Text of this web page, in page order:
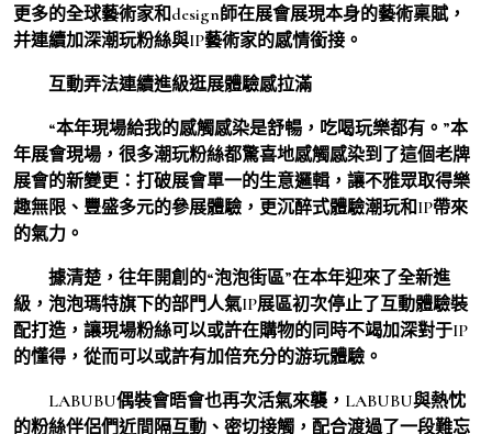
更多的全球藝術家和design師在展會展現本身的藝術稟賦，
并連續加深潮玩粉絲與IP藝術家的感情銜接。
互動弄法連續進級逛展體驗感拉滿
“本年現場給我的感觸感染是舒暢，吃喝玩樂都有。”本
年展會現場，很多潮玩粉絲都驚喜地感觸感染到了這個老牌
展會的新變更：打破展會單一的生意邏輯，讓不雅眾取得樂
趣無限、豐盛多元的參展體驗，更沉醉式體驗潮玩和IP帶來
的氣力。
據清楚，往年開創的“泡泡街區”在本年迎來了全新進
級，泡泡瑪特旗下的部門人氣IP展區初次停止了互動體驗裝
配打造，讓現場粉絲可以或許在購物的同時不竭加深對于IP
的懂得，從而可以或許有加倍充分的游玩體驗。
LABUBU偶裝會晤會也再次活氣來襲，LABUBU與熱忱
的粉絲伴侶們近間隔互動、密切接觸，配合渡過了一段難忘